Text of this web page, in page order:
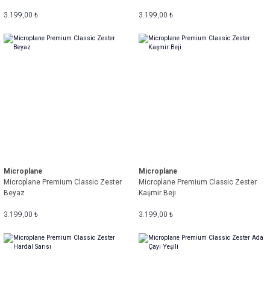
3.199,00 ₺ 3.199,00 ₺
Microplane
Microplane Premium Classic Zester
Beyaz
3.199,00 ₺
Microplane
Microplane Premium Classic Zester
Kaşmir Beji
3.199,00 ₺